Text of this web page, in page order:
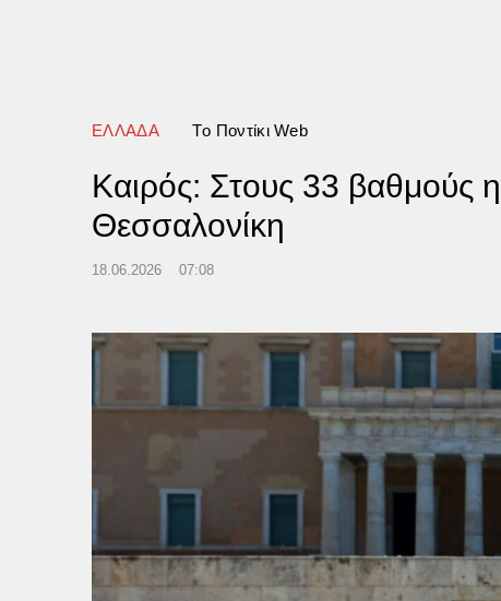
ΕΛΛΑΔΑ Tο Ποντίκι Web
Καιρός: Στους 33 βαθμούς η
Θεσσαλονίκη
18.06.2026 07:08